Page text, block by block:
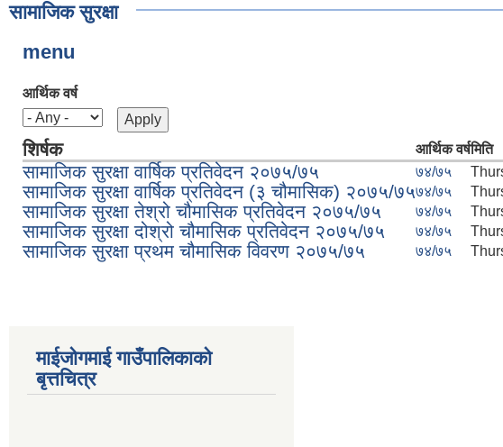
सामाजिक सुरक्षा
menu
आर्थिक वर्ष
शिर्षक आर्थिक वर्षमिति
सामाजिक सुरक्षा वार्षिक प्रतिवेदन २०७५/७५ ७४/७५
सामाजिक सुरक्षा वार्षिक प्रतिवेदन (३ चौमासिक) २०७५/७५७४/७५
सामाजिक सुरक्षा तेश्रो चौमासिक प्रतिवेदन २०७५/७५ ७४/७५
सामाजिक सुरक्षा दोश्रो चौमासिक प्रतिवेदन २०७५/७५ ७४/७५
सामाजिक सुरक्षा प्रथम चौमासिक विवरण २०७५/७५ ७४/७५
माईजोगमाई गाउँपालिकाको
बृत्तचित्र